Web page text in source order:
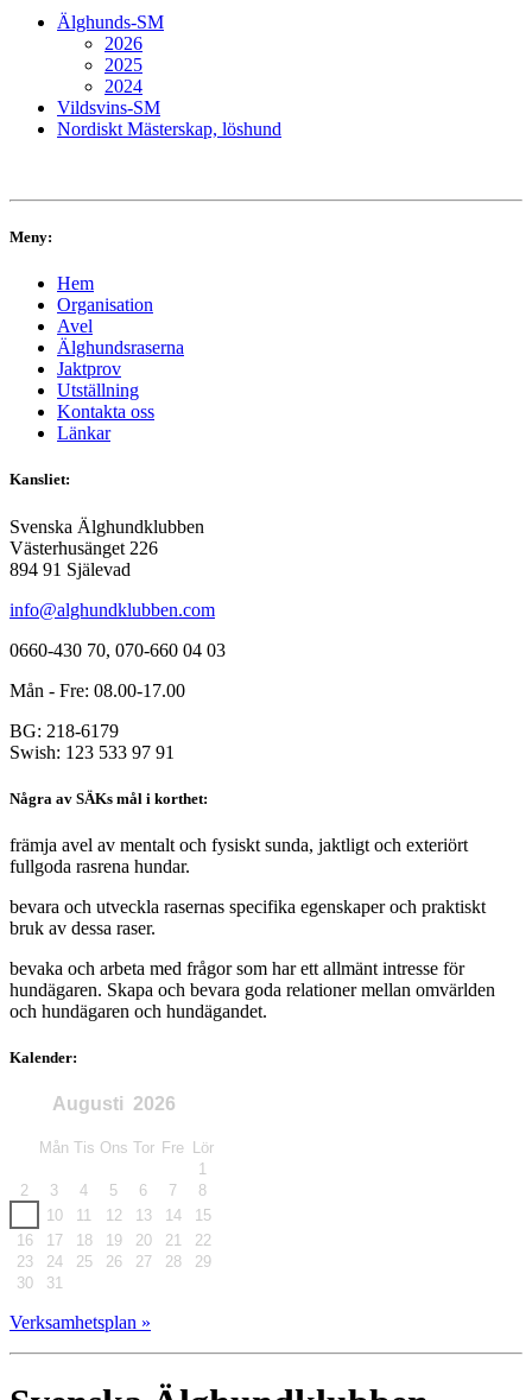
Älghunds-SM
2026
2025
2024
Vildsvins-SM
Nordiskt Mästerskap, löshund
Meny:
Hem
Organisation
Avel
Älghundsraserna
Jaktprov
Utställning
Kontakta oss
Länkar
Kansliet:
Svenska Älghundklubben
Västerhusänget 226
894 91 Själevad
info@alghundklubben.com
0660-430 70, 070-660 04 03
Mån - Fre: 08.00-17.00
BG: 218-6179
Swish: 123 533 97 91
Några av SÄKs mål i korthet:
främja avel av mentalt och fysiskt sunda, jaktligt och exteriört
fullgoda rasrena hundar.
bevara och utveckla rasernas specifika egenskaper och praktiskt
bruk av dessa raser.
bevaka och arbeta med frågor som har ett allmänt intresse för
hundägaren. Skapa och bevara goda relationer mellan omvärlden
och hundägaren och hundägandet.
Kalender:
Augusti 2026
Mån Tis Ons Tor Fre Lör
1
2
3 4 5 6 7
8
10 11 12 13 14
15
16
17 18 19 20 21
22
23
24 25 26 27 28
29
30
31
Verksamhetsplan »